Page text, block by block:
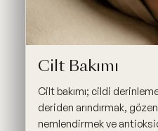
Cilt Bakımı
Cilt bakımı; cildi
deriden arındırmak,
nemlendirmek ve